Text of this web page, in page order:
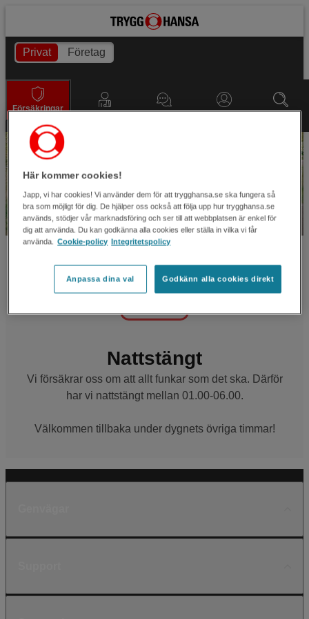
Privat Företag
Försäkringar
Anmäl skada Kundservice Logga in Sök
Välkommen att försäkra din
hos oss!
Nattstängt
Vi försäkrar oss om att allt funkar som det ska. Därför
har vi nattstängt mellan 01.00-06.00.
Välkommen tillbaka under dygnets övriga timmar!
Här kommer cookies!
Japp, vi har cookies! Vi använder dem för att trygghansa.se ska fungera så
bra som möjligt för dig. De hjälper oss också att följa upp hur trygghansa.se
används, stödjer vår marknadsföring och ser till att webbplatsen är enkel för
dig att använda. Du kan godkänna alla cookies eller ställa in vilka vi får
använda. Cookie-policy Integritetspolicy
Anpassa dina val Godkänn alla cookies direkt